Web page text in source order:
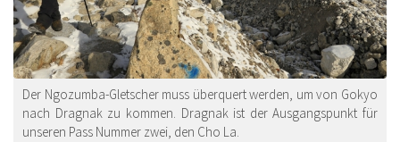
Der Ngozumba-Gletscher muss überquert werden, um von Gokyo
nach Dragnak zu kommen. Dragnak ist der Ausgangspunkt für
unseren Pass Nummer zwei, den Cho La.